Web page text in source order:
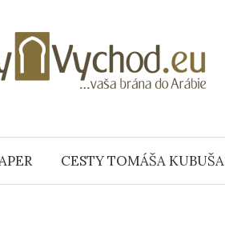
CESTY TOMÁŠA KUBUŠA